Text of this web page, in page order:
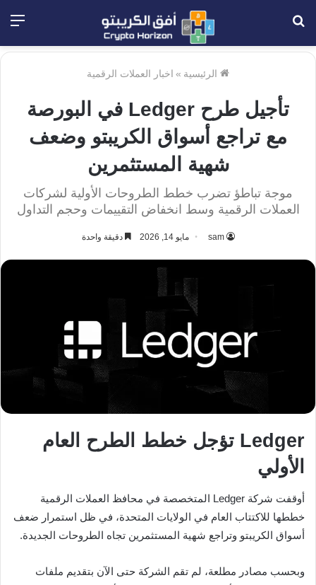
الرئيسية » اخبار العملات الرقمية
تأجيل طرح Ledger في البورصة
مع تراجع أسواق الكريبتو وضعف
شهية المستثمرين
موجة تباطؤ تضرب خطط الطروحات الأولية لشركات
العملات الرقمية وسط انخفاض التقييمات وحجم التداول
sam مايو 14, 2026 دقيقة واحدة
Ledger تؤجل خطط الطرح العام
الأولي
أوقفت شركة Ledger المتخصصة في محافظ العملات الرقمية
خططها للاكتتاب العام في الولايات المتحدة، في ظل استمرار ضعف
أسواق الكريبتو وتراجع شهية المستثمرين تجاه الطروحات الجديدة.
وبحسب مصادر مطلعة، لم تقم الشركة حتى الآن بتقديم ملفات